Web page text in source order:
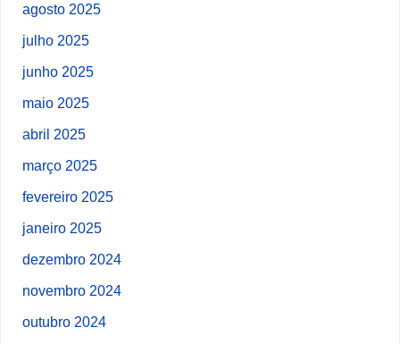
agosto 2025
julho 2025
junho 2025
maio 2025
abril 2025
março 2025
fevereiro 2025
janeiro 2025
dezembro 2024
novembro 2024
outubro 2024